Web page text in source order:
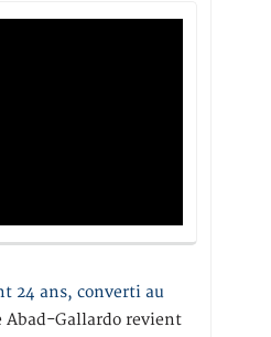
24 ans, converti au
Abad-Gallardo revient